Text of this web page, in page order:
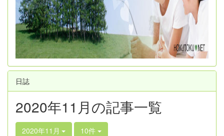
日誌
2020年11月の記事一覧
2020年11月 10件